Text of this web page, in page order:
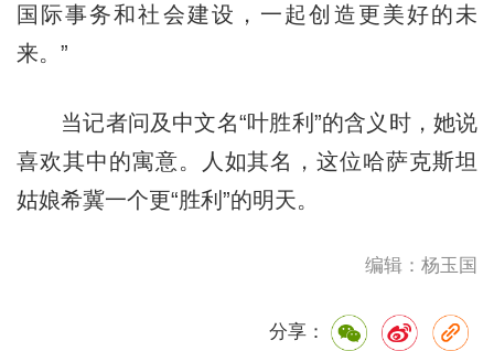
国际事务和社会建设，一起创造更美好的未
来。”
当记者问及中文名“叶胜利”的含义时，她说
喜欢其中的寓意。人如其名，这位哈萨克斯坦
姑娘希冀一个更“胜利”的明天。
编辑：杨玉国
分享：